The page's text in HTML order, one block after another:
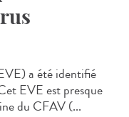
a été identifié
EVE est presque
du CFAV (...